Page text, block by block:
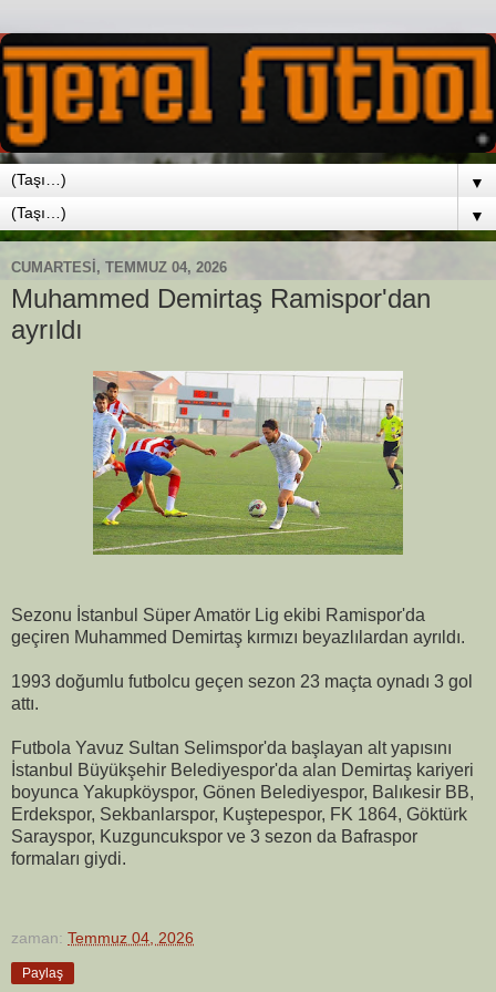
▼
▼
CUMARTESI, TEMMUZ 04, 2026
Muhammed Demirtaş Ramispor'dan
ayrıldı
Sezonu İstanbul Süper Amatör Lig ekibi Ramispor'da
geçiren Muhammed Demirtaş kırmızı beyazlılardan ayrıldı.
1993 doğumlu futbolcu geçen sezon 23 maçta oynadı 3 gol
attı.
Futbola Yavuz Sultan Selimspor'da başlayan alt yapısını
İstanbul Büyükşehir Belediyespor'da alan Demirtaş kariyeri
boyunca Yakupköyspor, Gönen Belediyespor, Balıkesir BB,
Erdekspor, Sekbanlarspor, Kuştepespor, FK 1864, Göktürk
Sarayspor, Kuzguncukspor ve 3 sezon da Bafraspor
formaları giydi.
zaman: Temmuz 04, 2026
Paylaş